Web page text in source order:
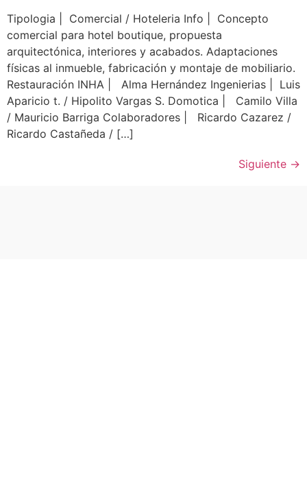
Tipologia | Comercial / Hoteleria Info | Concepto
comercial para hotel boutique, propuesta
arquitectónica, interiores y acabados. Adaptaciones
físicas al inmueble, fabricación y montaje de mobiliario.
Restauración INHA | Alma Hernández Ingenierias | Luis
Aparicio t. / Hipolito Vargas S. Domotica | Camilo Villa
/ Mauricio Barriga Colaboradores | Ricardo Cazarez /
Ricardo Castañeda / […]
Siguiente →